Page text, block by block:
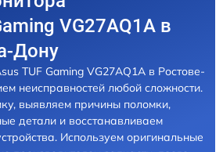
VG27AQ1A в
Дону
TUF Gaming VG27AQ1A в Ростове-
неисправностей любой сложности.
выявляем причины поломки,
детали и восстанавливаем
Используем оригинальные